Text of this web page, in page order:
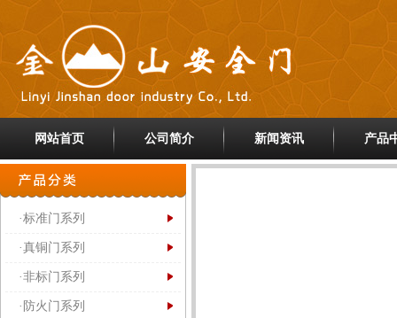
网站首页 公司简介 新闻资讯 产品
·标准门系列
·真铜门系列
·非标门系列
·防火门系列